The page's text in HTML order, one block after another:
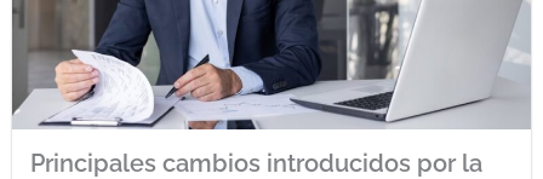
Principales cambios introducidos por la